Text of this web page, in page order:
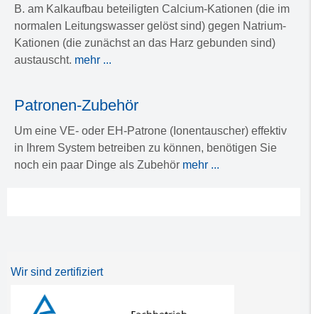
B. am Kalkaufbau beteiligten Calcium-Kationen (die im
normalen Leitungswasser gelöst sind) gegen Natrium-
Kationen (die zunächst an das Harz gebunden sind)
austauscht. mehr ...
Patronen-Zubehör
Um eine VE- oder EH-Patrone (Ionentauscher) effektiv
in Ihrem System betreiben zu können, benötigen Sie
noch ein paar Dinge als Zubehör mehr ...
Wir sind zertifiziert